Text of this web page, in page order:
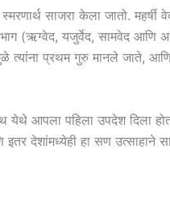
साजरा केला जातो. महर्षी
भाग (ऋग्वेद, यजुर्वेद, सामवेद
त्यांना प्रथम गुरु मानले जाते,
येथे आपला पहिला उपदेश दिला
देशांमध्येही हा सण उत्साहाने